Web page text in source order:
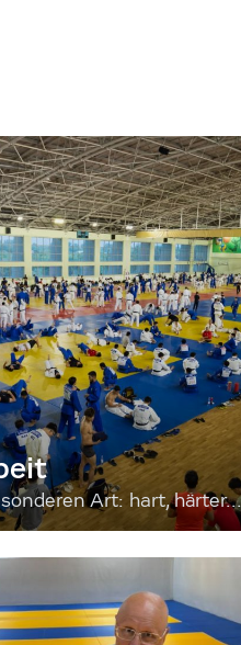
Art: hart, härter...